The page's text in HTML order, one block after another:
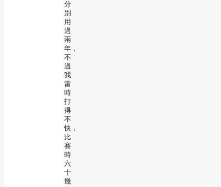
分
別
用
過
兩
年，
不
過
我
當
時
打
得
不
快，
比
賽
時
六
十
幾